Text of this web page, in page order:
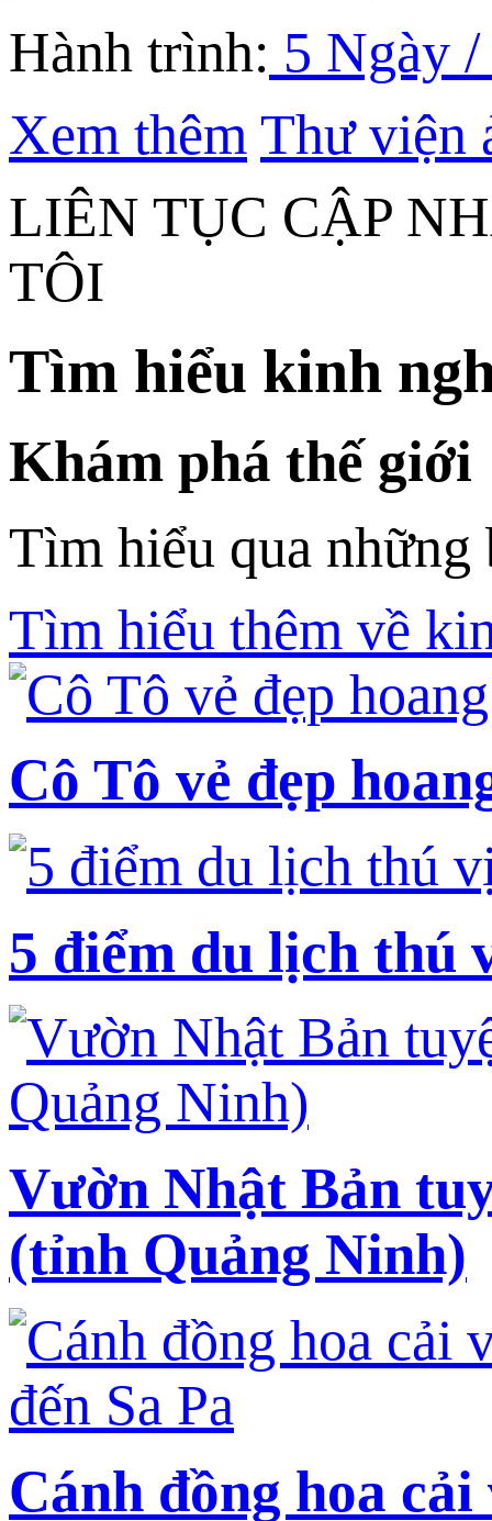
Hành trình: 5 Ngày
Xem thêm Thư viện
LIÊN TỤC CẬP
TÔI
Tìm hiểu kinh
Khám phá thế giới
Tìm hiểu qua
Tìm hiểu thêm về
Cô Tô vẻ đẹp
5 điểm du lịch thú
Vườn Nhật Bản
(tỉnh Quảng Ninh)
Cánh đồng hoa